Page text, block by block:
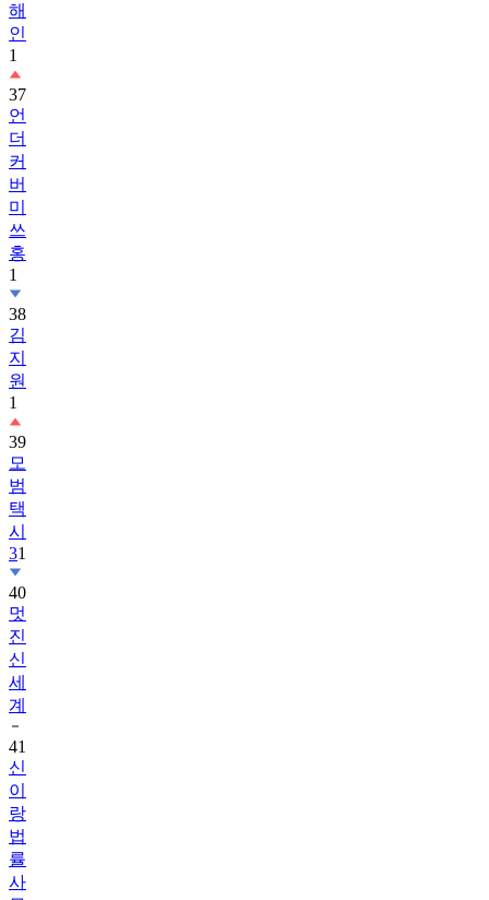
해
인
1
37
언
더
커
버
미
쓰
홍
1
38
김
지
원
1
39
모
범
택
시
31
40
멋
진
신
세
계
41
신
이
랑
법
률
사